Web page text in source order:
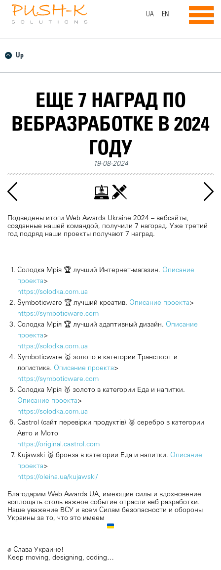
UA EN
Up
ЕЩЕ 7 НАГРАД ПО
ВЕБРАЗРАБОТКЕ В 2024
ГОДУ
19-08-2024
Подведены итоги Web Awards Ukraine 2024 – вебсайты,
созданные нашей командой, получили 7 нагорад. Уже третий
год подряд наши проекты получают 7 наград.
Солодка Мрія 🏆 лучший Интернет-магазин. Описание
проекта>
https://solodka.com.ua
Symboticware 🏆 лучший креатив. Описание проекта>
https://symboticware.com
Солодка Мрія 🏆 лучший адаптивный дизайн. Описание
проекта>
https://solodka.com.ua
Symboticware 🥇 золото в категории Транспорт и
логистика. Описание проекта>
https://symboticware.com
Солодка Мрія 🥇 золото в категории Еда и напитки.
Описание проекта>
https://solodka.com.ua
Castrol (сайт перевірки продуктів) 🥈 серебро в категории
Авто и Мото
https://original.castrol.com
Kujawski 🥉 бронза в категории Еда и напитки. Описание
проекта>
https://oleina.ua/kujawski/
Благодарим Web Awards UA, имеющие силы и вдохновение
воплощать столь важное событие отрасли веб разработки.
Наше уважение ВСУ и всем Силам безопасности и обороны
Украины за то, что это имеем
✊ Слава Украине!
Keep moving, designing, coding…